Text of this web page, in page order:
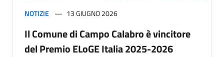
NOTIZIE 13 GIUGNO 2026
Il Comune di Campo Calabro è vincitore
del Premio ELoGE Italia 2025-2026